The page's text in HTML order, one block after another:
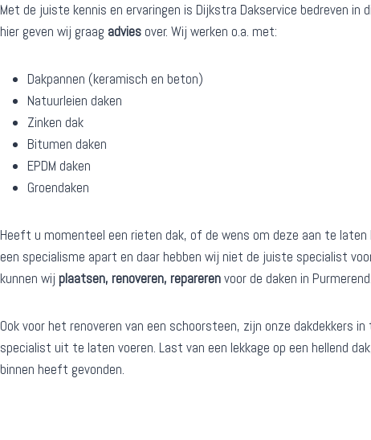
Met de juiste kennis en ervaringen is Dijkstra Dakservice bedreven
hier geven wij graag advies over. Wij werken o.a. met:
Dakpannen (keramisch en beton)
Natuurleien daken
Zinken dak
Bitumen daken
EPDM daken
Groendaken
Heeft u momenteel een rieten dak, of de wens om deze aan te laten
een specialisme apart en daar hebben wij niet de juiste specialist
kunnen wij plaatsen, renoveren, reparerenvoor de daken in Purmerend.
Ook voor het renoveren van een schoorsteen, zijn onze dakdekkers in
specialist uit te laten voeren. Last van een lekkage op een hellend
binnen heeft gevonden.